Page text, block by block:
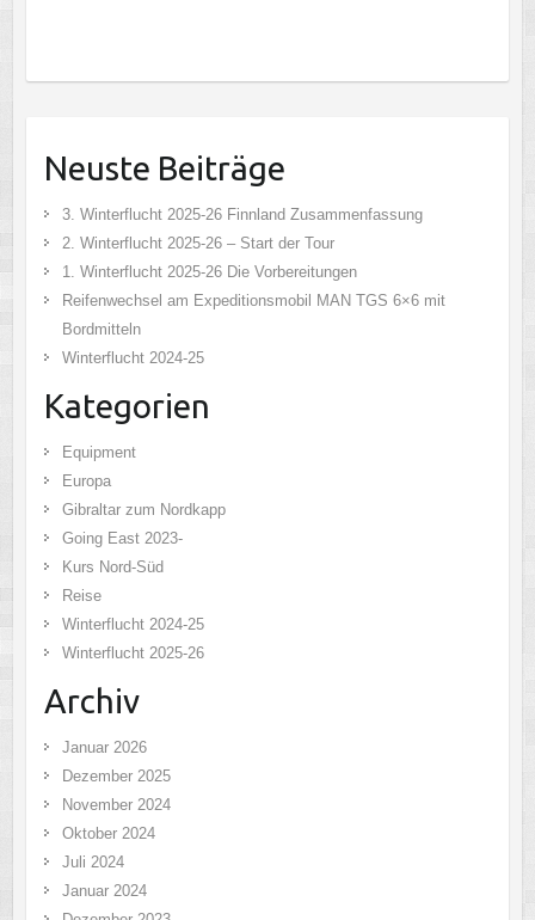
Neuste Beiträge
3. Winterflucht 2025-26 Finnland Zusammenfassung
2. Winterflucht 2025-26 – Start der Tour
1. Winterflucht 2025-26 Die Vorbereitungen
Reifenwechsel am Expeditionsmobil MAN TGS 6×6 mit
Bordmitteln
Winterflucht 2024-25
Kategorien
Equipment
Europa
Gibraltar zum Nordkapp
Going East 2023-
Kurs Nord-Süd
Reise
Winterflucht 2024-25
Winterflucht 2025-26
Archiv
Januar 2026
Dezember 2025
November 2024
Oktober 2024
Juli 2024
Januar 2024